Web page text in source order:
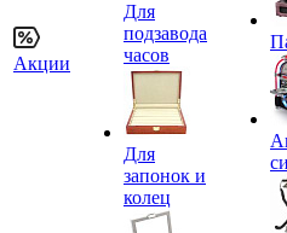
Акции
Для
подзавода
часов
Для
запонок и
колец